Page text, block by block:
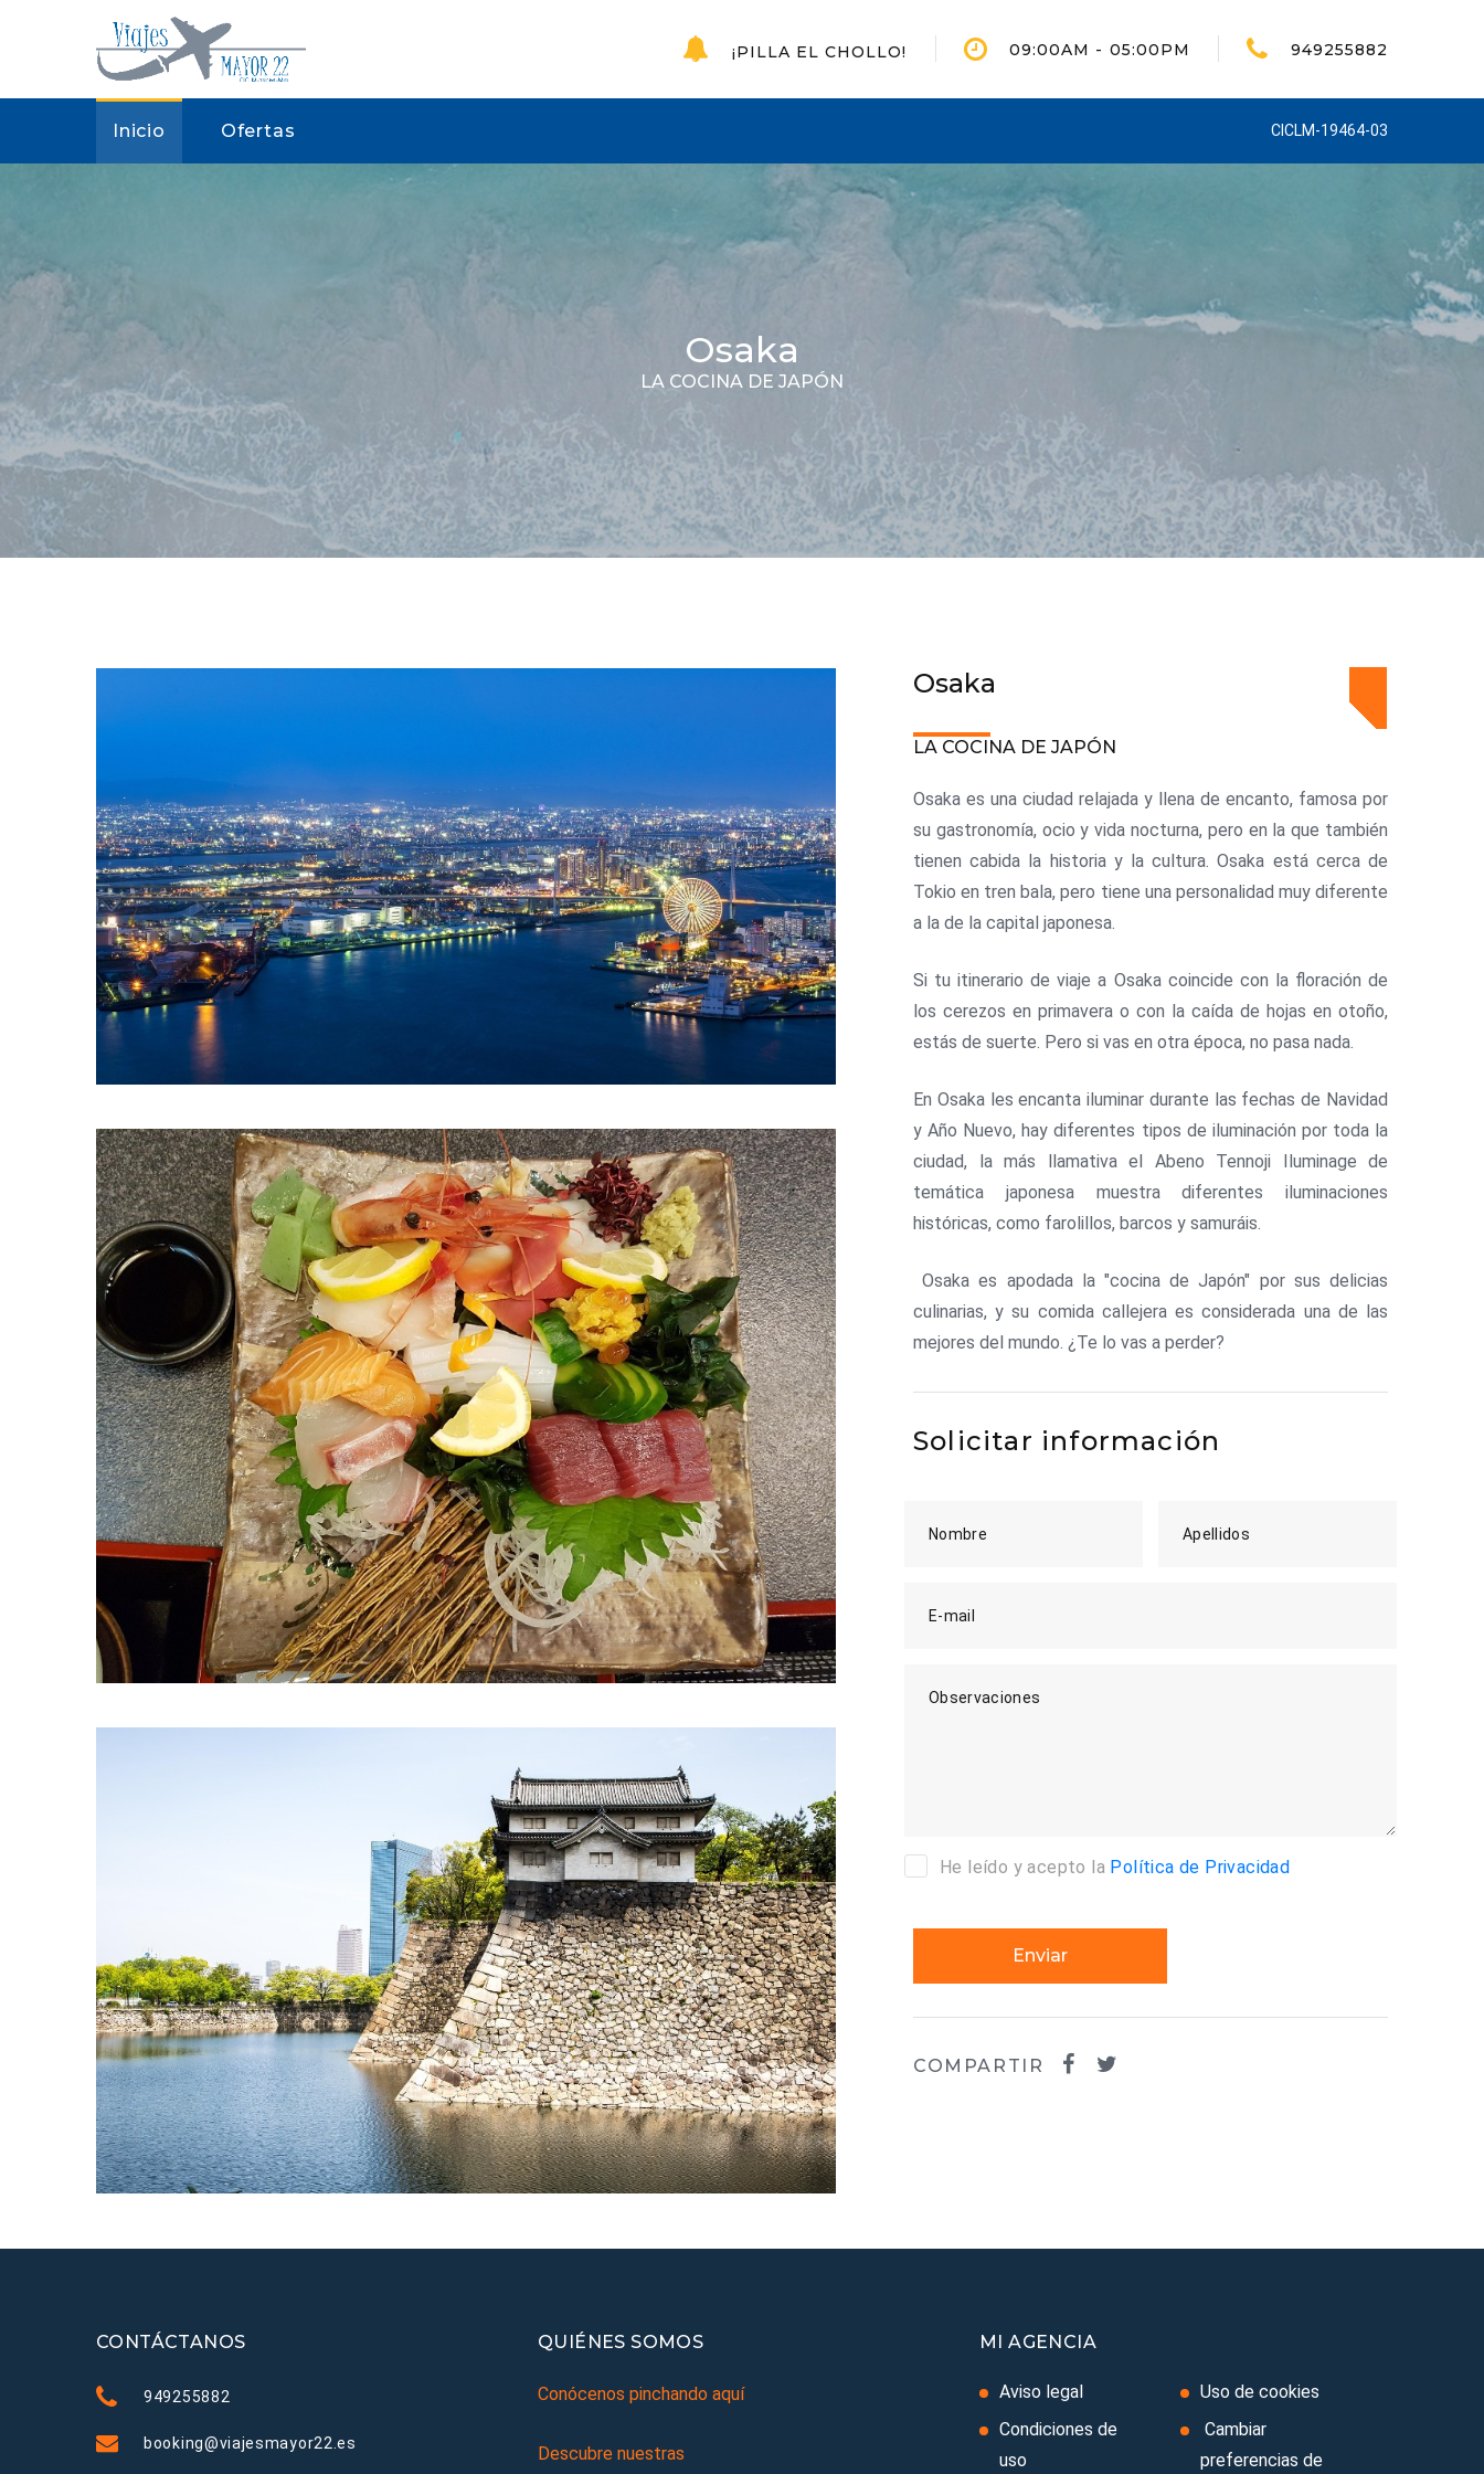
¡PILLA EL CHOLLO! 09:00AM - 05:00PM 949255882
CICLM-19464-03
Inicio Ofertas
Osaka
LA COCINA DE JAPÓN
Osaka
LA COCINA DE JAPÓN
Osaka es una ciudad relajada y llena de encanto, famosa por
su gastronomía, ocio y vida nocturna, pero en la que también
tienen cabida la historia y la cultura. Osaka está cerca de
Tokio en tren bala, pero tiene una personalidad muy diferente
a la de la capital japonesa.
Si tu itinerario de viaje a Osaka coincide con la floración de
los cerezos en primavera o con la caída de hojas en otoño,
estás de suerte. Pero si vas en otra época, no pasa nada.
En Osaka les encanta iluminar durante las fechas de Navidad
y Año Nuevo, hay diferentes tipos de iluminación por toda la
ciudad, la más llamativa el Abeno Tennoji Iluminage de
temática japonesa muestra diferentes iluminaciones
históricas, como farolillos, barcos y samuráis.
Osaka es apodada la "cocina de Japón" por sus delicias
culinarias, y su comida callejera es considerada una de las
mejores del mundo. ¿Te lo vas a perder?
Solicitar información
Nombre Apellidos
E-mail
Observaciones
He leído y acepto la Política de Privacidad
Enviar
COMPARTIR
CONTÁCTANOS
949255882
booking@viajesmayor22.es
QUIÉNES SOMOS
Conócenos pinchando aquí
Descubre nuestras
MI AGENCIA
Aviso legal
Condiciones de
uso
Uso de cookies
Cambiar
preferencias de